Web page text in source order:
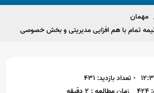
مهمان
تمام با هم افزایی مدیریتی و بخش خصوصی
- تعداد بازدید: 431